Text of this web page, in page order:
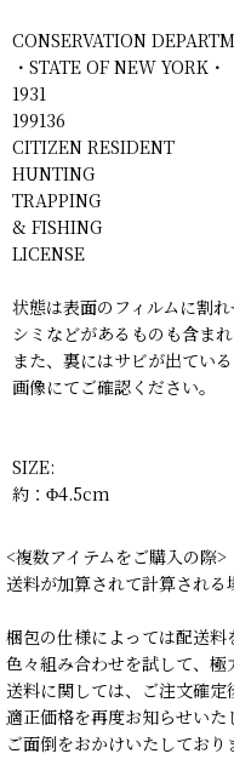
CONSERVATION
・STATE OF NEW YORK・
1931
199136
CITIZEN RESIDENT
HUNTING
TRAPPING
& FISHING
LICENSE
状態は表面のフィルムに割
シミなどがあるものも含まれ
また、裏にはサビが出ている
画像にてご確認ください。
SIZE:
約：Φ4.5cm
<複数アイテムをご購入の際>
送料が加算されて計算される
梱包の仕様によっては配送料
色々組み合わせを試して、極
送料に関しては、ご注文確
適正価格を再度お知らせいた
ご面倒をおかけいたしており